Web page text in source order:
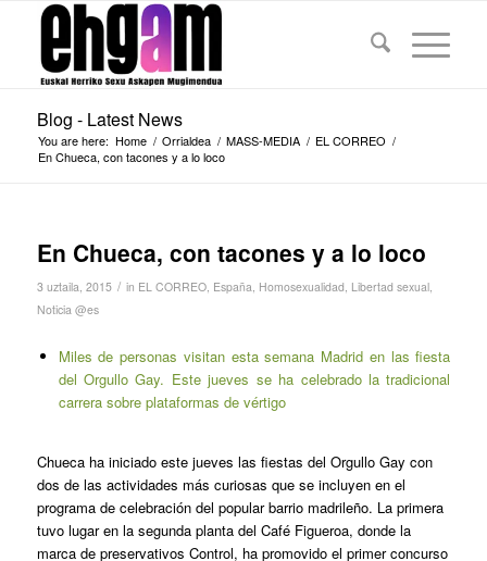
Blog - Latest News
You are here: Home / Orrialdea / MASS-MEDIA / EL CORREO /
En Chueca, con tacones y a lo loco
En Chueca, con tacones y a lo loco
3 uztaila, 2015 / in EL CORREO, España, Homosexualidad, Libertad sexual,
Noticia @es
Miles de personas visitan esta semana Madrid en las fiesta
del Orgullo Gay. Este jueves se ha celebrado la tradicional
carrera sobre plataformas de vértigo
Chueca ha iniciado este jueves las fiestas del Orgullo Gay con
dos de las actividades más curiosas que se incluyen en el
programa de celebración del popular barrio madrileño. La primera
tuvo lugar en la segunda planta del Café Figueroa, donde la
marca de preservativos Control, ha promovido el primer concurso